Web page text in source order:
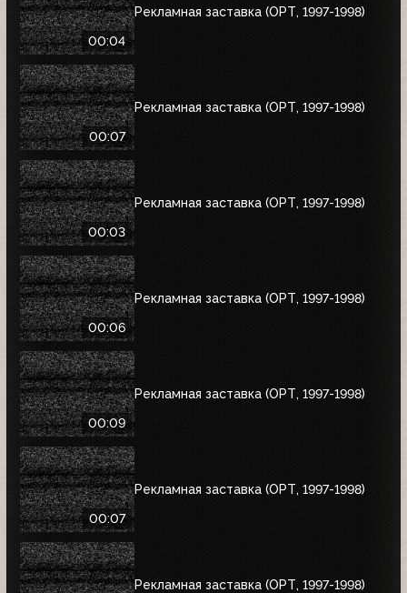
00:04
Рекламная заставка (ОРТ, 1997-1998)
00:07
Рекламная заставка (ОРТ, 1997-1998)
00:03
Рекламная заставка (ОРТ, 1997-1998)
00:06
Рекламная заставка (ОРТ, 1997-1998)
00:09
Рекламная заставка (ОРТ, 1997-1998)
00:07
Рекламная заставка (ОРТ, 1997-1998)
Рекламная заставка (ОРТ, 1997-1998)